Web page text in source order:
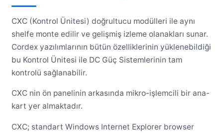
CXC (Kontrol Ünitesi) doğrultucu modülleri ile aynı
shelfe monte edilir ve gelişmiş izleme olanakları sunar.
Cordex yazılımlarının bütün özelliklerinin yüklenebildiği
bu Kontrol Ünitesi ile DC Güç Sistemlerinin tam
kontrolü sağlanabilir.
CXC nin ön panelinin arkasında mikro-işlemcili bir ana-
kart yer almaktadır.
CXC; standart Windows Internet Explorer browser